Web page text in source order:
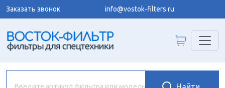
Заказать звонок info@vostok-filters.ru